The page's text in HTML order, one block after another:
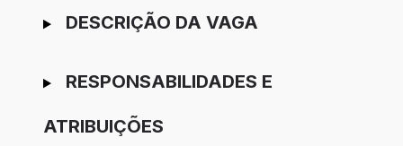
Ir para candidatura
DESCRIÇÃO DA VAGA
RESPONSABILIDADES E
ATRIBUIÇÕES